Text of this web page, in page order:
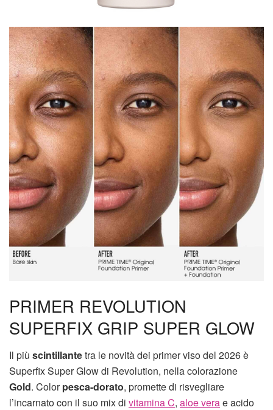
PRIMER REVOLUTION
SUPERFIX GRIP SUPER GLOW
Il più scintillantetra le novità dei primer viso del 2026 è
Superfix Super Glow di Revolution, nella colorazione
Gold. Colorpesca-dorato, promette di risvegliare
l’incarnato con il suo mix di vitamina C, aloe verae acido